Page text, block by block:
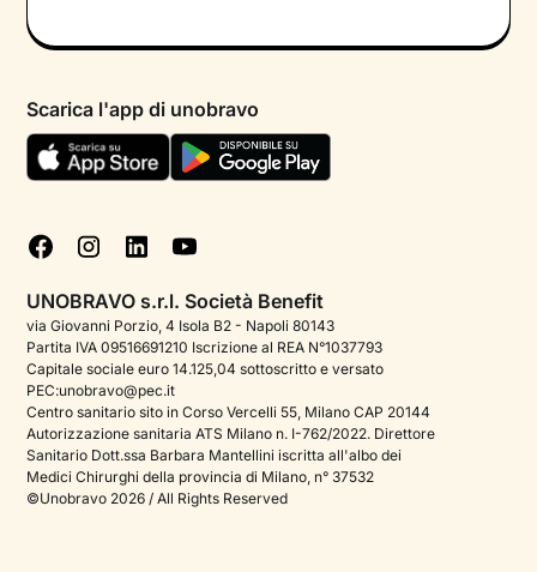
Psicologo in chat
Aiuto urgente
FAQ
Podcast di psicologia
Corporate
Psicologo italiano all'estero
Approfondimenti sulla salute mentale
Sala stampa
Termini e condizioni
Informativa Privacy
Cookie policy
Gestisci cookie
Scarica l'app di unobravo
UNOBRAVO s.r.l. Società Benefit
via Giovanni Porzio, 4 Isola B2 - Napoli 80143
Partita IVA 09516691210 Iscrizione al REA N°1037793
Capitale sociale euro 14.125,04 sottoscritto e versato
PEC:unobravo@pec.it
Centro sanitario sito in Corso Vercelli 55, Milano CAP 20144
Autorizzazione sanitaria ATS Milano n. I-762/2022. Direttore
Sanitario Dott.ssa Barbara Mantellini iscritta all'albo dei
Medici Chirurghi della provincia di Milano, n° 37532
©Unobravo 2026 / All Rights Reserved